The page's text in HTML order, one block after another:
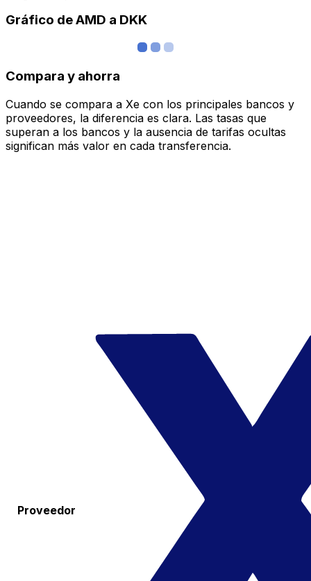
Gráfico de AMD a DKK
Compara y ahorra
Cuando se compara a Xe con los principales bancos y
proveedores, la diferencia es clara. Las tasas que
superan a los bancos y la ausencia de tarifas ocultas
significan más valor en cada transferencia.
Proveedor